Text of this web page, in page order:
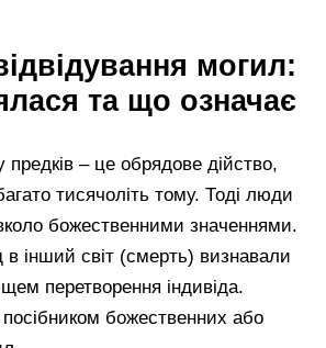
могил:
та що означає
предків – це обрядове дійство,
тисячоліть тому. Тоді люди
божественними значеннями.
в інший світ (смерть) визнавали
перетворення індивіда.
божественних або